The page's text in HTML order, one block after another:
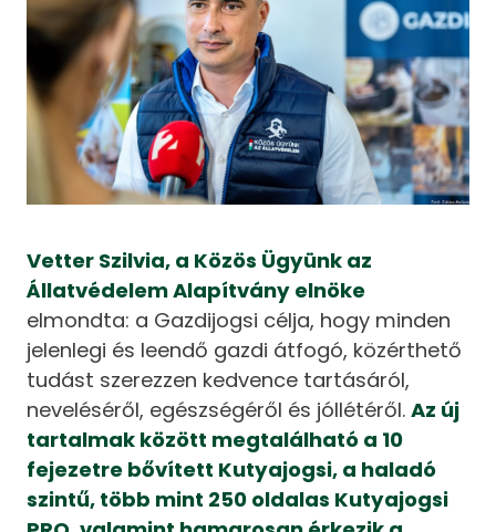
Vetter Szilvia, a Közös Ügyünk az
Állatvédelem Alapítvány elnöke
elmondta: a Gazdijogsi célja, hogy minden
jelenlegi és leendő gazdi átfogó, közérthető
tudást szerezzen kedvence tartásáról,
neveléséről, egészségéről és jóllétéről.Az új
tartalmak között megtalálható a 10
fejezetre bővített Kutyajogsi, a haladó
szintű, több mint 250 oldalas Kutyajogsi